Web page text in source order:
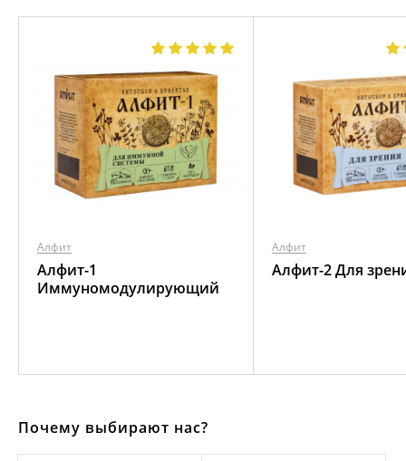
Алфит
Алфит-1
Иммуномодулирующий
Алфит
Алфит-2 Для
Почему выбирают нас?